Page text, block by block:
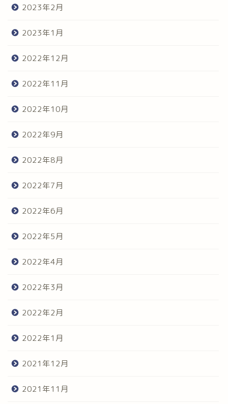
2023年2月
2023年1月
2022年12月
2022年11月
2022年10月
2022年9月
2022年8月
2022年7月
2022年6月
2022年5月
2022年4月
2022年3月
2022年2月
2022年1月
2021年12月
2021年11月